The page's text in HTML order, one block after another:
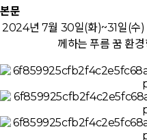
본문
2024년 7월 30일(화)~31일(수)
께하는 푸름 꿈 환